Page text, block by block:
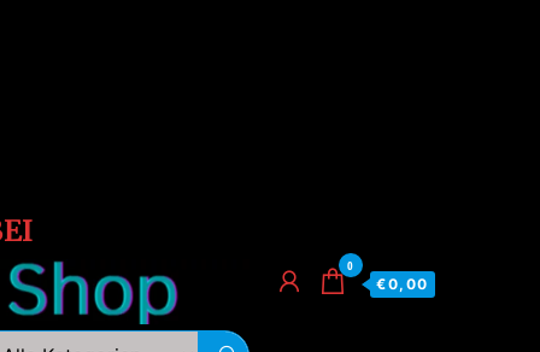
0
€0,00